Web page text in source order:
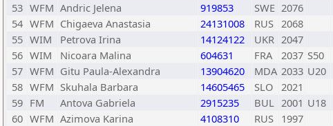
53 WFM Andric Jelena 919853 SWE 2076
54 WFM Chigaeva Anastasia 24131008 RUS 2068
55 WIM Petrova Irina 14124122 UKR 2047
56 WIM Nicoara Malina 604631 FRA 2037 S50
57 WFM Gitu Paula-Alexandra 13904620 MDA 2033 U20
58 WFM Skuhala Barbara 14605465 SLO 2021
59 FM Antova Gabriela 2915235 BUL 2001 U18
60 WFM Azimova Karina 4108310 RUS 1997